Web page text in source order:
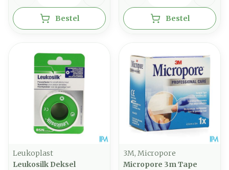
Bestel Bestel
Leukoplast
Leukosilk Deksel
3M, Micropore
Micropore 3m Tape